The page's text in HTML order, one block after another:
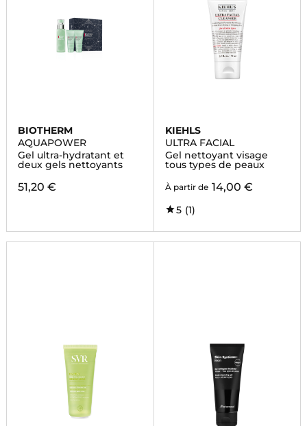
BIOTHERM
AQUAPOWER
Gel ultra-hydratant et
deux gels nettoyants
51,20 €
KIEHLS
ULTRA FACIAL
Gel nettoyant visage
tous types de peaux
À partir de 14,00 €
5 (1)